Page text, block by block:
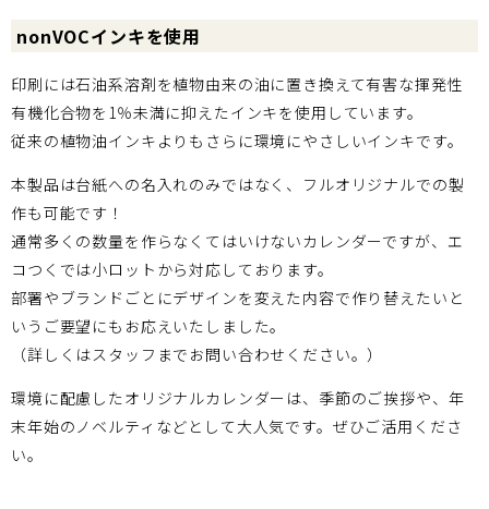
nonVOCインキを使用
印刷には石油系溶剤を植物由来の油に置き換えて有害な揮発性
有機化合物を1％未満に抑えたインキを使用しています。
従来の植物油インキよりもさらに環境にやさしいインキです。
本製品は台紙への名入れのみではなく、フルオリジナルでの製
作も可能です！
通常多くの数量を作らなくてはいけないカレンダーですが、エ
コつくでは小ロットから対応しております。
部署やブランドごとにデザインを変えた内容で作り替えたいと
いうご要望にもお応えいたしました。
（詳しくはスタッフまでお問い合わせください。）
環境に配慮したオリジナルカレンダーは、季節のご挨拶や、年
末年始のノベルティなどとして大人気です。ぜひご活用くださ
い。